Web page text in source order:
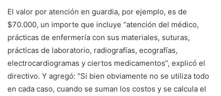
El valor por atención en guardia, por ejemplo, es de
$70.000, un importe que incluye “atención del médico,
prácticas de enfermería con sus materiales, suturas,
prácticas de laboratorio, radiografías, ecografías,
electrocardiogramas y ciertos medicamentos”, explicó el
directivo. Y agregó: “Si bien obviamente no se utiliza todo
en cada caso, cuando se suman los costos y se calcula el